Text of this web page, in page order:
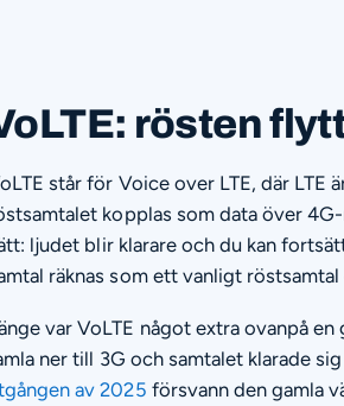
rösten
står för Voice over LTE, där
kopplas som data över
ljudet blir klarare och du kan
räknas som ett vanligt
var VoLTE något extra ovanpå
ner till 3G och samtalet klarade
av 2025 försvann den gamla